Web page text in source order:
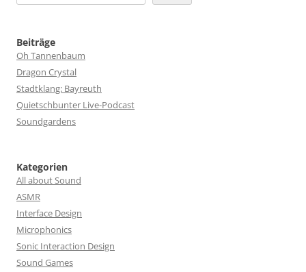
Beiträge
Oh Tannenbaum
Dragon Crystal
Stadtklang: Bayreuth
Quietschbunter Live-Podcast
Soundgardens
Kategorien
All about Sound
ASMR
Interface Design
Microphonics
Sonic Interaction Design
Sound Games